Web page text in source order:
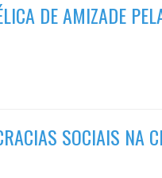
DE AMIZADE
SOCIAIS NA